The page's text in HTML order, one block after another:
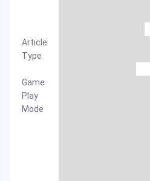
Article
Type
Game
Play
Mode